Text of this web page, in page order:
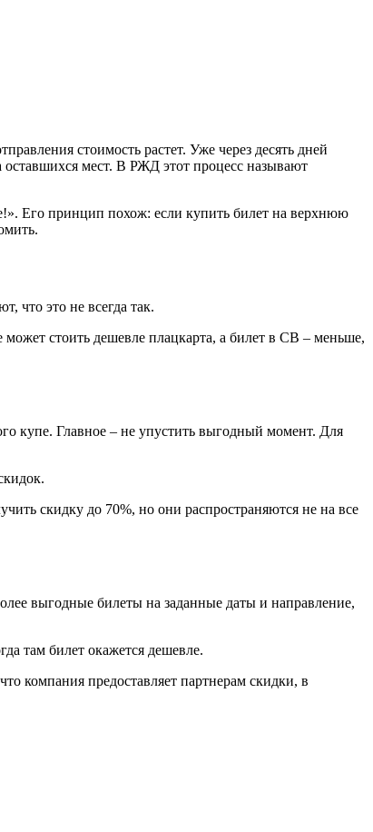
стоимость растет. Уже через десять дней
оставшихся мест. В РЖД этот процесс называют
Его принцип похож: если купить билет на верхнюю
что это не всегда так.
стоить дешевле плацкарта, а билет в СВ – меньше,
купе. Главное – не упустить выгодный момент. Для
скидку до 70%, но они распространяются не на все
выгодные билеты на заданные даты и направление,
там билет окажется дешевле.
компания предоставляет партнерам скидки, в